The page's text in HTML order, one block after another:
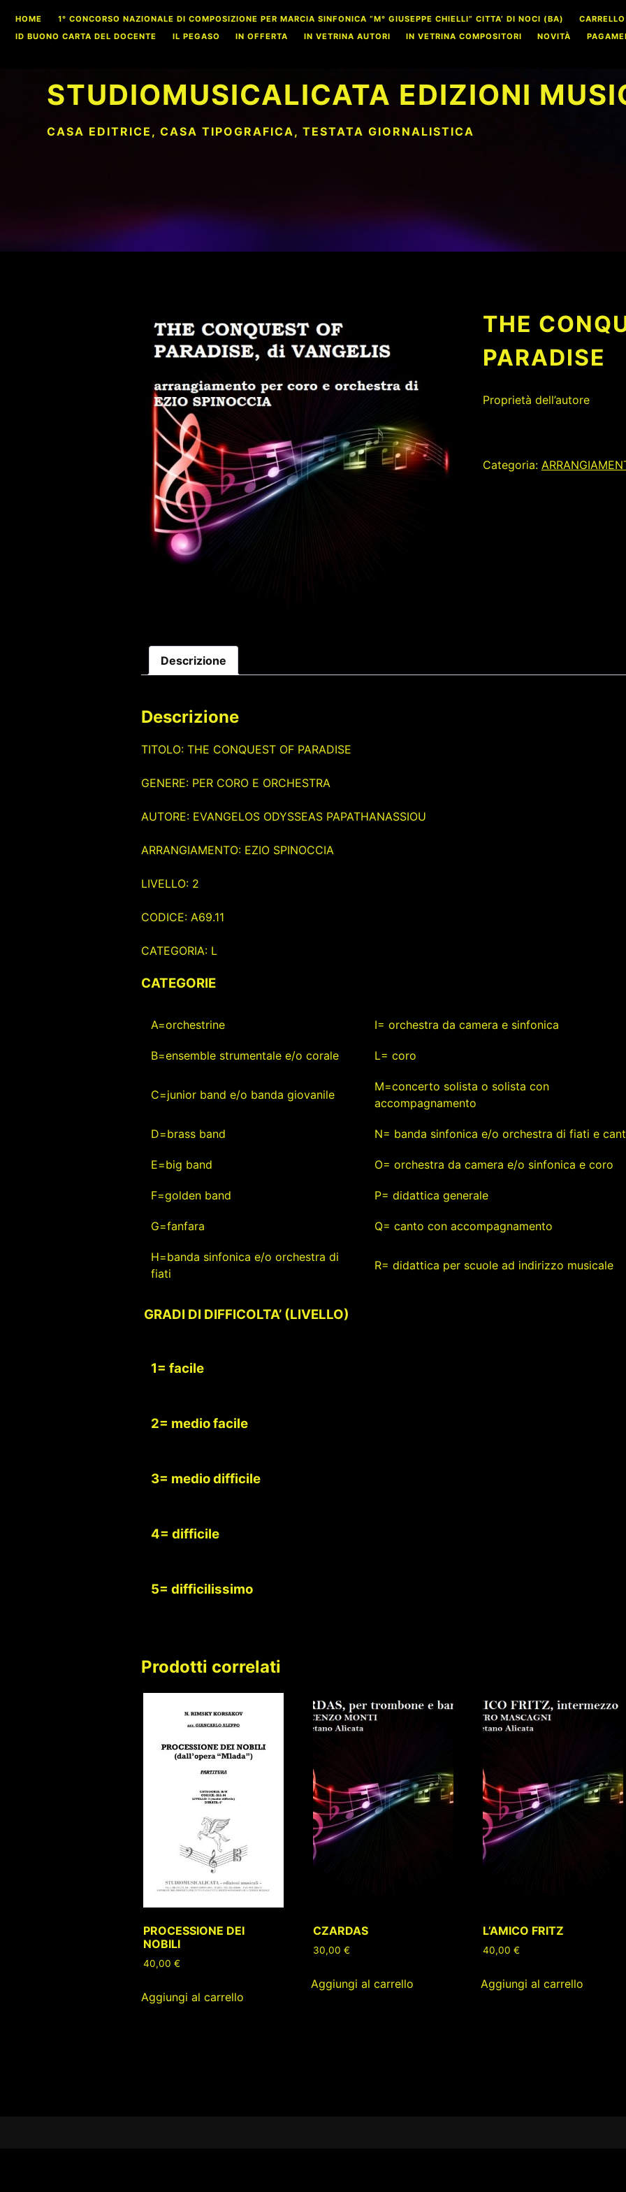
content
HOME 1° CONCORSO NAZIONALE DI COMPOSIZIONE PER MARCIA SINFONICA “M° GIUSEPPE CHIELLI” CITTA’ DI NOCI (BA)
CARRELLO
ID BUONO CARTA DEL DOCENTE
IL PEGASO IN OFFERTA IN VETRINA AUTORI IN VETRINA COMPOSITORI NOVITÀ
STUDIOMUSICALICATA EDIZIONI
CASA EDITRICE, CASA TIPOGRAFICA, TESTATA GIORNALISTICA
THE
PARADISE
Proprietà dell’autore
Categoria:
Descrizione
Descrizione
TITOLO: THE CONQUEST OF PARADISE
GENERE: PER CORO E ORCHESTRA
AUTORE: EVANGELOS ODYSSEAS PAPATHANASSIOU
ARRANGIAMENTO: EZIO SPINOCCIA
LIVELLO: 2
CODICE: A69.11
CATEGORIA: L
CATEGORIE
A=orchestrine I= orchestra da camera e sinfonica
B=ensemble strumentale e/o corale L= coro
C=junior band e/o banda giovanile
M=concerto solista o solista con
accompagnamento
D=brass band N= banda sinfonica e/o orchestra di fiati e
E=big band O= orchestra da camera e/o sinfonica e coro
F=golden band P= didattica generale
G=fanfara Q= canto con accompagnamento
H=banda sinfonica e/o orchestra di
fiati
R= didattica per scuole ad indirizzo musicale
GRADI DI DIFFICOLTA’ (LIVELLO)
1= facile
2= medio facile
3= medio difficile
4= difficile
5= difficilissimo
Prodotti correlati
PROCESSIONE DEI
NOBILI
40,00 €
Aggiungi al carrello
CZARDAS
30,00 €
Aggiungi al carrello
L’AMICO FRITZ
40,00 €
Aggiungi al carrello